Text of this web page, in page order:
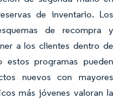
de inventario. Los
de recompra y
a los clientes dentro de
estos programas pueden
nuevos con mayores
más jóvenes valoran la